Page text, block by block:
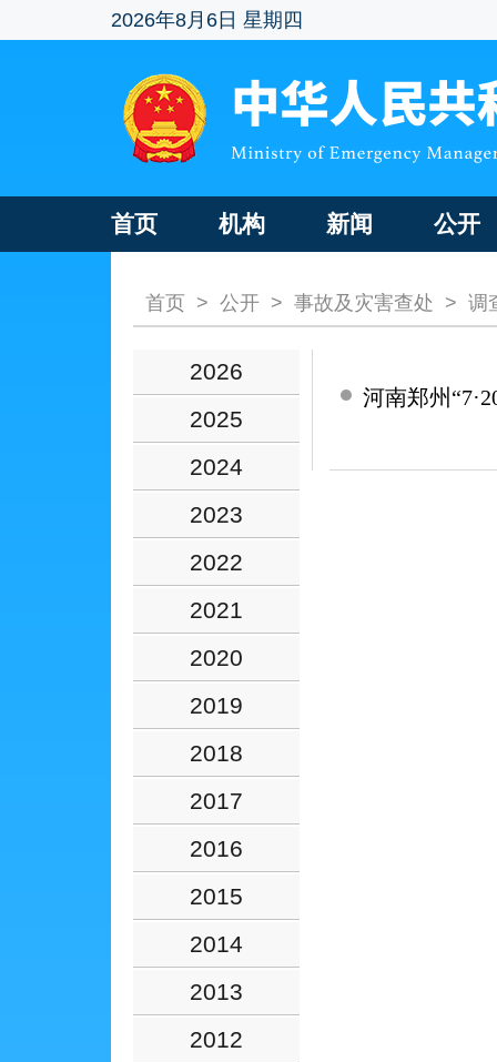
2026年8月6日 星期四
首页 机构 新闻 公开
首页 > 公开 > 事故及灾害查处 > 调
2026
2025
2024
2023
2022
2021
2020
2019
2018
2017
2016
2015
2014
2013
2012
河南郑州